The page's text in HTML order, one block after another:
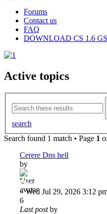
Forums
Contact us
FAQ
DOWNLOAD CS 1.6
Active topics
search
Search found 1 match • Page 1
Cerere Dns hell
by
Dadu
»Wed Jul 29, 2026 3:12
6
Last postby